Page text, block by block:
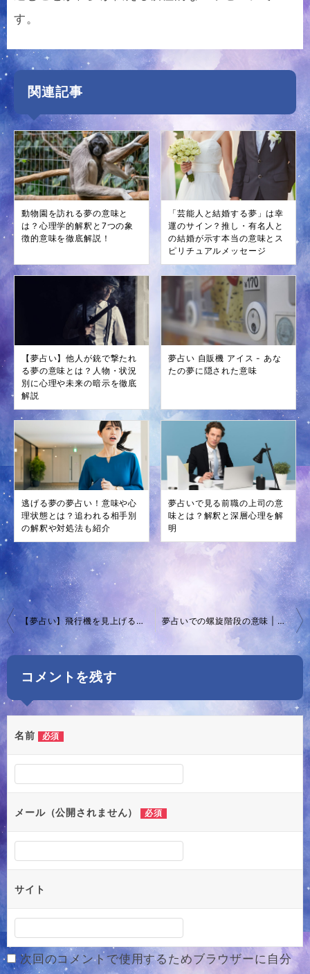
す。
関連記事
動物園を訪れる夢の意味と
は？心理学的解釈と7つの象
徴的意味を徹底解説！
「芸能人と結婚する夢」は幸
運のサイン？推し・有名人と
の結婚が示す本当の意味とス
ピリチュアルメッセージ
【夢占い】他人が銃で撃たれ
る夢の意味とは？人物・状況
別に心理や未来の暗示を徹底
解説
夢占い 自販機 アイス - あな
たの夢に隠された意味
逃げる夢の夢占い！意味や心
理状態とは？追われる相手別
の解釈や対処法も紹介
夢占いで見る前職の上司の意
味とは？解釈と深層心理を解
明
投
稿
ゲ
ー
シ
ョ
ン
【夢占い】飛行機を見上げる夢の意味は？良い前兆？心理状態と状況別のメッセージを解説 夢占いでの螺旋階段の意味 | 上昇・下降の象徴を徹底解析
コメントを残す
名前 必須
メール（公開されません） 必須
サイト
次回のコメントで使用するためブラウザーに自分